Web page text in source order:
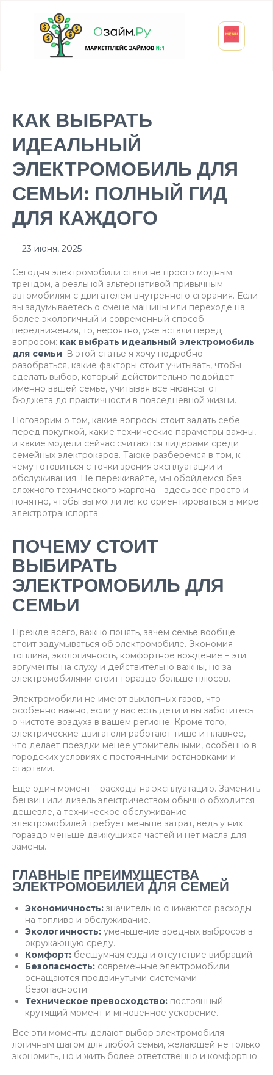
КАК ВЫБРАТЬ
ИДЕАЛЬНЫЙ
ЭЛЕКТРОМОБИЛЬ ДЛЯ
СЕМЬИ: ПОЛНЫЙ ГИД
ДЛЯ КАЖДОГО
23 июня, 2025
Сегодня электромобили стали не просто модным
трендом, а реальной альтернативой привычным
автомобилям с двигателем внутреннего сгорания. Если
вы задумываетесь о смене машины или переходе на
более экологичный и современный способ
передвижения, то, вероятно, уже встали перед
вопросом: как выбрать идеальный электромобиль
для семьи. В этой статье я хочу подробно
разобраться, какие факторы стоит учитывать, чтобы
сделать выбор, который действительно подойдет
именно вашей семье, учитывая все нюансы: от
бюджета до практичности в повседневной жизни.
Поговорим о том, какие вопросы стоит задать себе
перед покупкой, какие технические параметры важны,
и какие модели сейчас считаются лидерами среди
семейных электрокаров. Также разберемся в том, к
чему готовиться с точки зрения эксплуатации и
обслуживания. Не переживайте, мы обойдемся без
сложного технического жаргона – здесь все просто и
понятно, чтобы вы могли легко ориентироваться в мире
электротранспорта.
ПОЧЕМУ СТОИТ
ВЫБИРАТЬ
ЭЛЕКТРОМОБИЛЬ ДЛЯ
СЕМЬИ
Прежде всего, важно понять, зачем семье вообще
стоит задумываться об электромобиле. Экономия
топлива, экологичность, комфортное вождение – эти
аргументы на слуху и действительно важны, но за
электромобилями стоит гораздо больше плюсов.
Электромобили не имеют выхлопных газов, что
особенно важно, если у вас есть дети и вы заботитесь
о чистоте воздуха в вашем регионе. Кроме того,
электрические двигатели работают тише и плавнее,
что делает поездки менее утомительными, особенно в
городских условиях с постоянными остановками и
стартами.
Еще один момент – расходы на эксплуатацию. Заменить
бензин или дизель электричеством обычно обходится
дешевле, а техническое обслуживание
электромобилей требует меньше затрат, ведь у них
гораздо меньше движущихся частей и нет масла для
замены.
ГЛАВНЫЕ ПРЕИМУЩЕСТВА
ЭЛЕКТРОМОБИЛЕЙ ДЛЯ СЕМЕЙ
Экономичность: значительно снижаются расходы
на топливо и обслуживание.
Экологичность: уменьшение вредных выбросов в
окружающую среду.
Комфорт: бесшумная езда и отсутствие вибраций.
Безопасность: современные электромобили
оснащаются продвинутыми системами
безопасности.
Техническое превосходство: постоянный
крутящий момент и мгновенное ускорение.
Все эти моменты делают выбор электромобиля
логичным шагом для любой семьи, желающей не только
экономить, но и жить более ответственно и комфортно.